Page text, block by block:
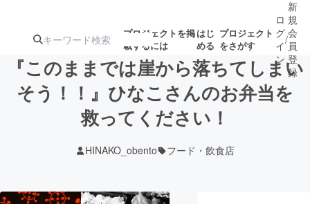
プロジェクトを掲
載するには
はじ
める
プロジェクト
をさがす
注目のリ 注目の新着プロ募集終了が近いプ
ロ
グ
イ
ン
/
新
規
会
員
登
録
『このままでは崖から落ちてしまい
そう！！』ひなこさんのお弁当を
救ってください！
HINAKO_obento フード・飲食店